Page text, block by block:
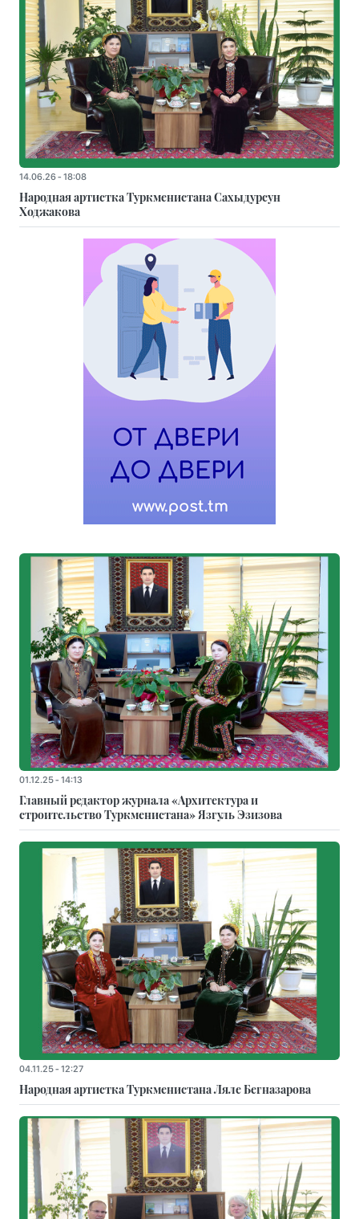
14.06.26 - 18:08
Народная артистка Туркменистана Сахыдурсун
Ходжакова
01.12.25 - 14:13
Главный редактор журнала «Архитектура и
строительство Туркменистана» Язгуль Эзизова
04.11.25 - 12:27
Народная артистка Туркменистана Ляле Бегназарова